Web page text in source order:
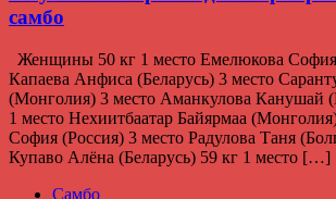
самбо
Женщины 50 кг 1 место Емелюкова София
Капаева Анфиса (Беларусь) 3 место
(Монголия) 3 место Аманкулова Канушай
1 место Нехиитбаатар Байярмаа
София (Россия) 3 место Радулова Таня
Купаво Алёна (Беларусь) 59 кг 1 место […]
Самбо